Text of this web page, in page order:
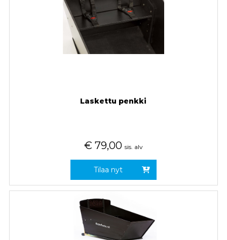
Laskettu penkki
€ 79,00 sis. alv
Tilaa nyt